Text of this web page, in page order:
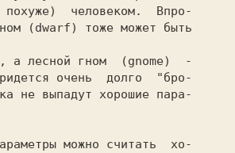
похуже)  человеком.  Впро-
(dwarf) тоже может быть
а лесной гном  (gnome)  -
очень  долго  "бро-
не выпадут хорошие пара-
можно считать  хо-